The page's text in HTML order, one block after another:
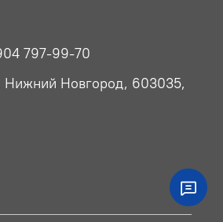
797-99-70
Нижний Новгород, 603035,